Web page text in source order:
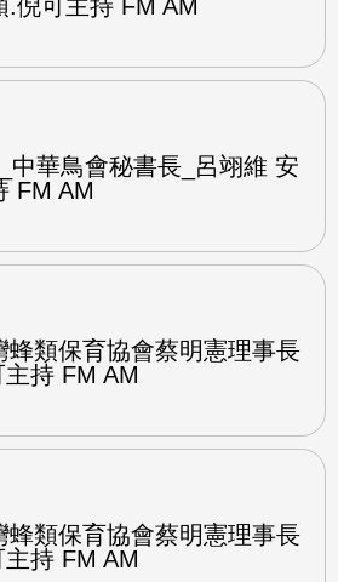
.倪可主持 FM AM
中華鳥會秘書長_呂翊維 安
FM AM
蜂類保育協會蔡明憲理事長
持 FM AM
蜂類保育協會蔡明憲理事長
持 FM AM